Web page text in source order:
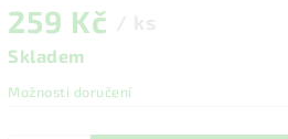
259 Kč
Skladem
Možnosti doručení